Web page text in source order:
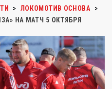
> ЛОКОМОТИВ ОСНОВА
>
НА МАТЧ 5 ОКТЯБРЯ